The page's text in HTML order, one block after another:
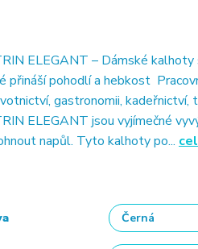
ELEGANT – Dámské kalhoty
přináší pohodlí a hebkost
gastronomii, kadeřnictví,
ELEGANT jsou vyjímečné
napůl. Tyto kalhoty po...